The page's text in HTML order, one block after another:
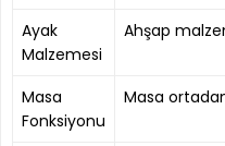
Ayak
Malzemesi
Ahşap
Masa
Fonksiyonu
Masa